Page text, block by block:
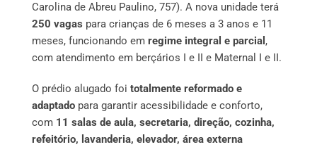
Carolina de Abreu Paulino, 757). A nova unidade terá
250 vagas para crianças de 6 meses a 3 anos e 11
meses, funcionando em regime integral e parcial ,
com atendimento em berçários I e II e Maternal I e II.
O prédio alugado foi totalmente reformado e
adaptado para garantir acessibilidade e conforto,
com 11 salas de aula, secretaria, direção, cozinha,
refeitório, lavanderia, elevador, área externa